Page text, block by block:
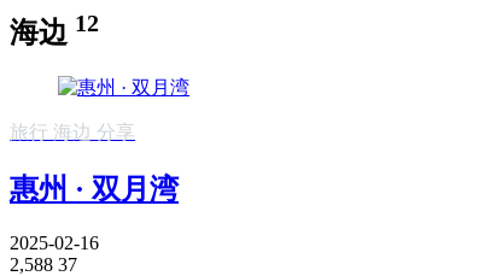
海边 12
旅行 海边 分享
惠州 · 双月湾
2025-02-16
2,588 37